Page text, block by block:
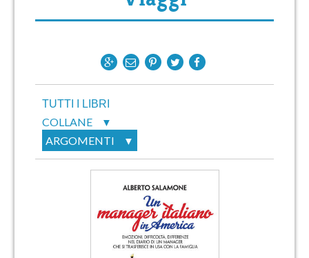
TUTTI I LIBRI
COLLANE ▼
ARGOMENTI ▼